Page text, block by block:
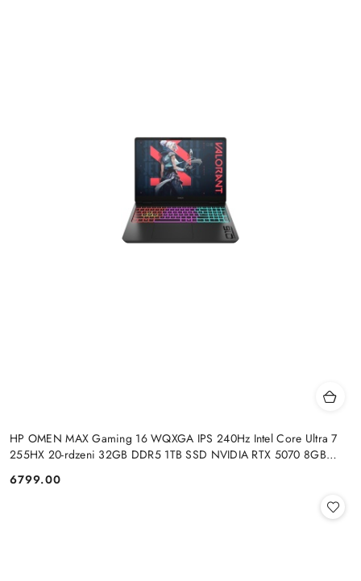
HP OMEN MAX Gaming 16 WQXGA IPS 240Hz Intel Core Ultra 7
255HX 20-rdzeni 32GB DDR5 1TB SSD NVIDIA RTX 5070 8GB
Cena:
6799.00